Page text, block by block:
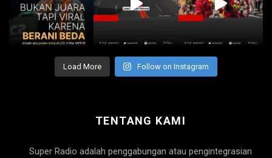
Load More Follow on Instagram
TENTANG KAMI
Super Radio adalah penggabungan atau pengintegrasian